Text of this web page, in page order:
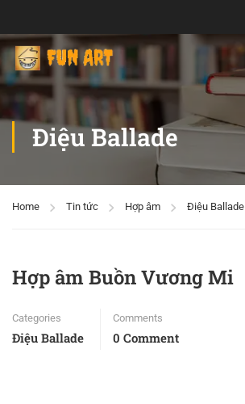
Điệu Ballade
Home Tin tức Hợp âm Điệu Ballade
Hợp âm Buồn Vương Mi
Categories
Điệu Ballade
Comments
0 Comment